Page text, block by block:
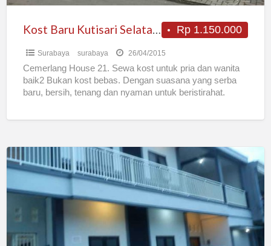
Rp 1.150.000
Kost Baru Kutisari Selatan Single Executive
Surabaya surabaya 26/04/2015
Cemerlang House 21. Sewa kost untuk pria dan wanita
baik2 Bukan kost bebas. Dengan suasana yang serba
baru, bersih, tenang dan nyaman untuk beristirahat.
Rumah
Kos
Putra
Kampus